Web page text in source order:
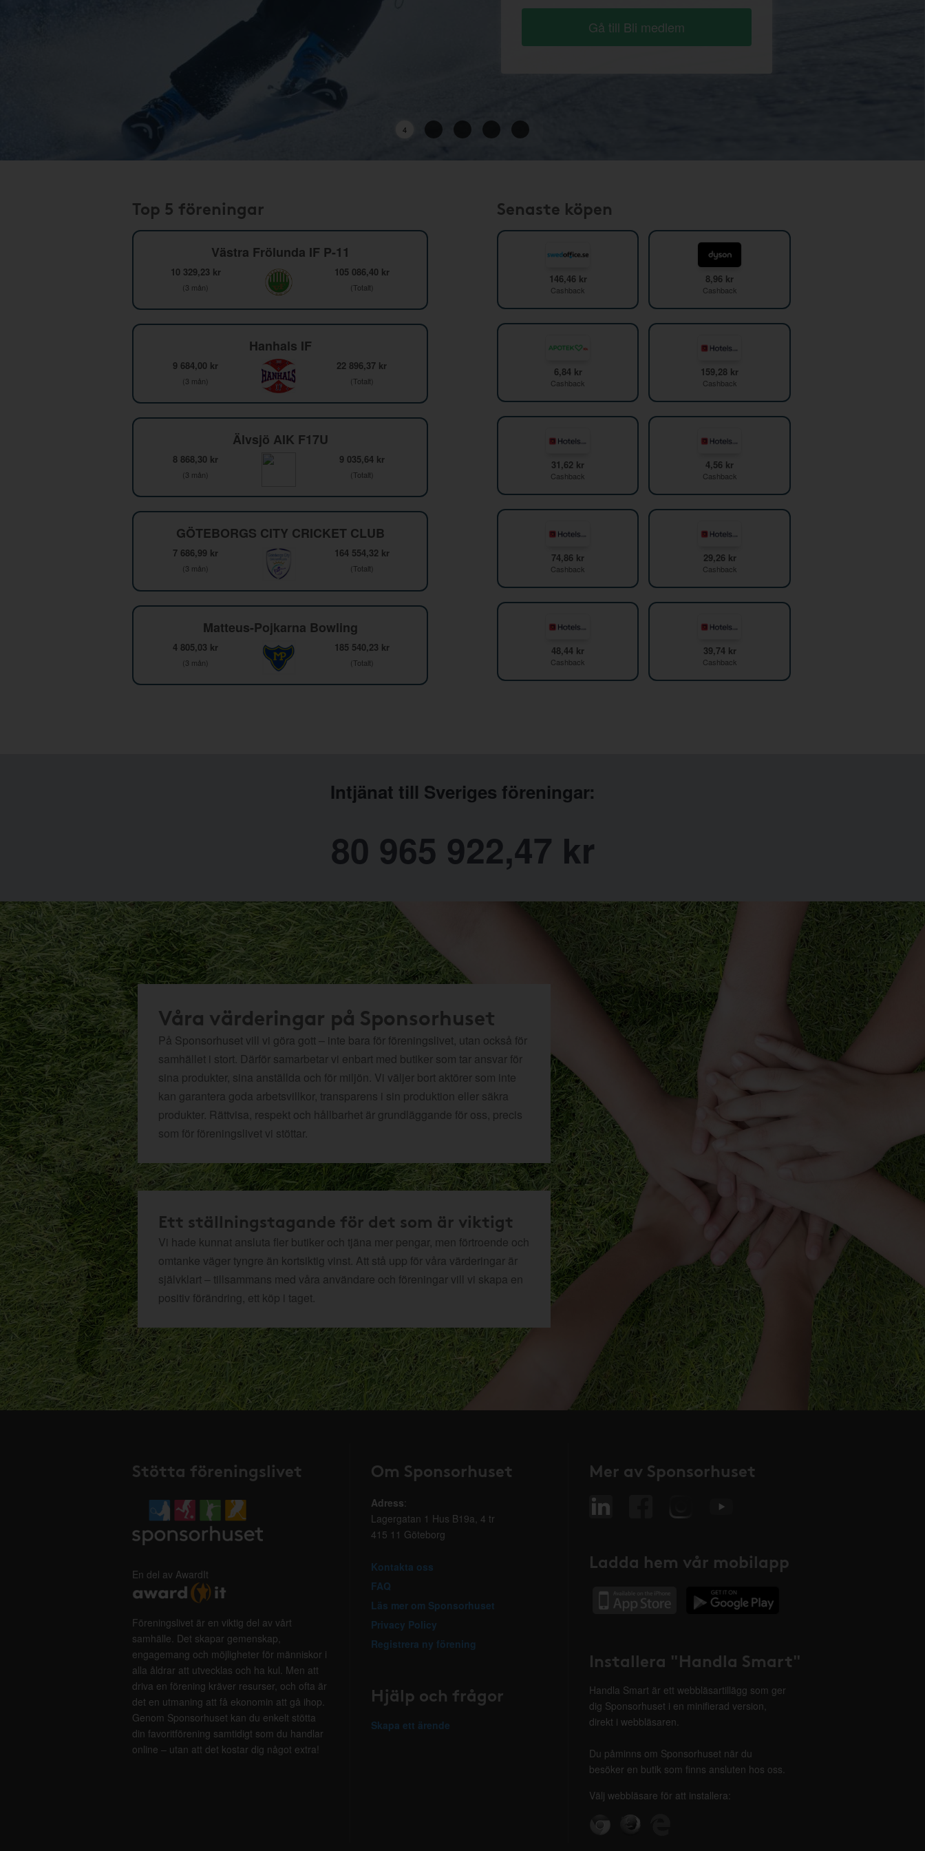
Gå till Bli medlem
2
Top 5 föreningar
Västra Frölunda IF P-11
10 329,23 kr
(3 mån)
105 086,40 kr
(Totalt)
Hanhals IF
9 684,00 kr
(3 mån)
22 896,37 kr
(Totalt)
Älvsjö AIK F17U
8 868,30 kr
(3 mån)
9 035,64 kr
(Totalt)
GÖTEBORGS CITY CRICKET CLUB
7 686,99 kr
(3 mån)
164 554,32 kr
(Totalt)
Matteus-Pojkarna Bowling
4 805,03 kr
(3 mån)
185 540,23 kr
(Totalt)
Senaste köpen
146,46 kr
Cashback
8,96 kr
Cashback
6,84 kr
Cashback
159,28 kr
Cashback
31,62 kr
Cashback
4,56 kr
Cashback
74,86 kr
Cashback
29,26 kr
Cashback
48,44 kr
Cashback
39,74 kr
Cashback
Intjänat till Sveriges föreningar:
80 965 922,47 kr
Våra värderingar på Sponsorhuset
På Sponsorhuset vill vi göra gott – inte bara för föreningslivet, utan också för
samhället i stort. Därför samarbetar vi enbart med butiker som tar ansvar för
sina produkter, sina anställda och för miljön. Vi väljer bort aktörer som inte
kan garantera goda arbetsvillkor, transparens i sin produktion eller säkra
produkter. Rättvisa, respekt och hållbarhet är grundläggande för oss, precis
som för föreningslivet vi stöttar.
Ett ställningstagande för det som är viktigt
Vi hade kunnat ansluta fler butiker och tjäna mer pengar, men förtroende och
omtanke väger tyngre än kortsiktig vinst. Att stå upp för våra värderingar är
självklart – tillsammans med våra användare och föreningar vill vi skapa en
positiv förändring, ett köp i taget.
Stötta föreningslivet
En del av AwardIt
Föreningslivet är en viktig del av vårt
samhälle. Det skapar gemenskap,
engagemang och möjligheter för människor i
alla åldrar att utvecklas och ha kul. Men att
driva en förening kräver resurser, och ofta är
det en utmaning att få ekonomin att gå ihop.
Genom Sponsorhuset kan du enkelt stötta
din favoritförening samtidigt som du handlar
online – utan att det kostar dig något extra!
Om Sponsorhuset
Adress:
Lagergatan 1 Hus B19a, 4 tr
415 11 Göteborg
Kontakta oss
FAQ
Läs mer om Sponsorhuset
Privacy Policy
Registrera ny förening
Hjälp och frågor
Skapa ett ärende
Mer av Sponsorhuset
Ladda hem vår mobilapp
Installera "Handla Smart"
Handla Smart är ett webbläsartillägg som ger
dig Sponsorhuset i en minifierad version,
direkt i webbläsaren.
Du påminns om Sponsorhuset när du
besöker en butik som finns ansluten hos oss.
Välj webbläsare för att installera: